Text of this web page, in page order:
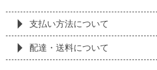
支払い方法について
配達・送料について